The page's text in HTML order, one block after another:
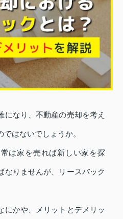
になり、不動産の売却を考え
はないでしょうか。
は家を売れば新しい家を探
なりませんが、リースバック
にかや、メリットとデメリッ